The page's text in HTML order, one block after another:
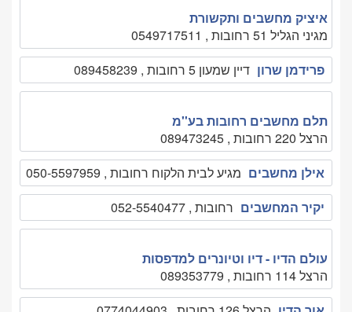
איציק מחשבים ותקשורת
מגיני הגליל 51 רחובות , 0549717511
פרידמן שרון דיין שמעון 5 רחובות , 089458239
תלם מחשבים רחובות בע''מ
הרצל 220 רחובות , 089473245
אילן מחשבים מגיע לבית הלקוח רחובות , 050-5597959
יקיר המחשבים רחובות , 052-5540477
עולם הדיו - דיו וטיונרים למדפסות
הרצל 114 רחובות , 089353779